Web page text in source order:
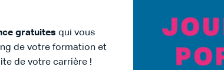
gratuites qui vous
de votre formation et
de votre carrière !